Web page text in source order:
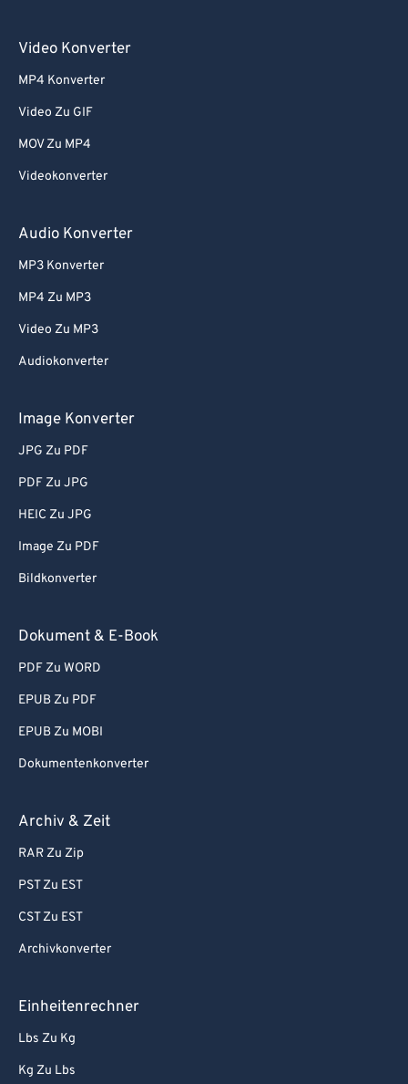
Video Konverter
MP4 Konverter
Video Zu GIF
MOV Zu MP4
Videokonverter
Audio Konverter
MP3 Konverter
MP4 Zu MP3
Video Zu MP3
Audiokonverter
Image Konverter
JPG Zu PDF
PDF Zu JPG
HEIC Zu JPG
Image Zu PDF
Bildkonverter
Dokument & E-Book
PDF Zu WORD
EPUB Zu PDF
EPUB Zu MOBI
Dokumentenkonverter
Archiv & Zeit
RAR Zu Zip
PST Zu EST
CST Zu EST
Archivkonverter
Einheitenrechner
Lbs Zu Kg
Kg Zu Lbs